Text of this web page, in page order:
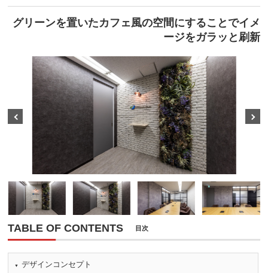
グリーンを置いたカフェ風の空間にすることでイメ
ージをガラッと刷新
TABLE OF CONTENTS 目次
デザインコンセプト